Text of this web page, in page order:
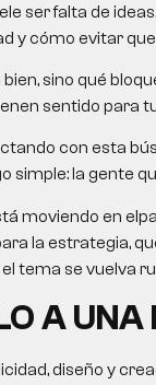
ser falta de
y cómo evitar
sino qué
sentido para
con esta
simple: la gente
moviendo en
la estrategia,
tema se vuelva
A
diseño y